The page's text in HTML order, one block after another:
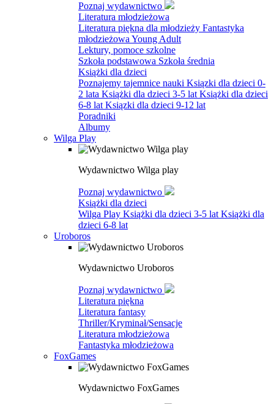
Poznaj wydawnictwo
Literatura młodzieżowa
Literatura piękna dla młodzieży Fantastyka
młodzieżowa Young Adult
Lektury, pomoce szkolne
Szkoła podstawowa Szkoła średnia
Książki dla dzieci
Poznajemy tajemnice nauki Ksiązki dla dzieci 0-
2 lata Książki dla dzieci 3-5 lat Książki dla dzieci
6-8 lat Ksiązki dla dzieci 9-12 lat
Poradniki
Albumy
Wilga Play
Wydawnictwo Wilga play
Poznaj wydawnictwo
Książki dla dzieci
Wilga Play Książki dla dzieci 3-5 lat Książki dla
dzieci 6-8 lat
Uroboros
Wydawnictwo Uroboros
Poznaj wydawnictwo
Literatura piękna
Literatura fantasy
Thriller/Kryminał/Sensacje
Literatura młodzieżowa
Fantastyka młodzieżowa
FoxGames
Wydawnictwo FoxGames